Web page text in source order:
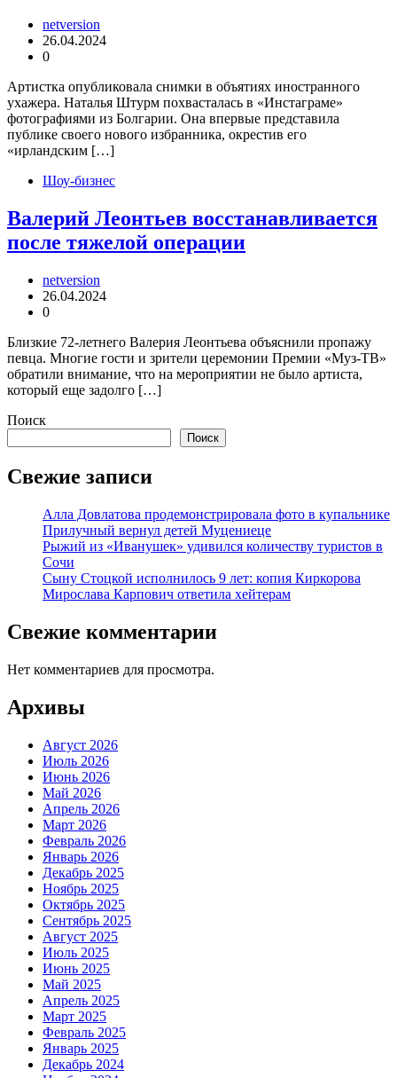
netversion
26.04.2024
0
Артистка опубликовала снимки в объятиях иностранного
ухажера. Наталья Штурм похвасталась в «Инстаграме»
фотографиями из Болгарии. Она впервые представила
публике своего нового избранника, окрестив его
«ирландским […]
Шоу-бизнес
Валерий Леонтьев восстанавливается
после тяжелой операции
netversion
26.04.2024
0
Близкие 72-летнего Валерия Леонтьева объяснили пропажу
певца. Многие гости и зрители церемонии Премии «Муз-ТВ»
обратили внимание, что на мероприятии не было артиста,
который еще задолго […]
Поиск
Поиск
Свежие записи
Алла Довлатова продемонстрировала фото в купальнике
Прилучный вернул детей Муцениеце
Рыжий из «Иванушек» удивился количеству туристов в
Сочи
Сыну Стоцкой исполнилось 9 лет: копия Киркорова
Мирослава Карпович ответила хейтерам
Свежие комментарии
Нет комментариев для просмотра.
Архивы
Август 2026
Июль 2026
Июнь 2026
Май 2026
Апрель 2026
Март 2026
Февраль 2026
Январь 2026
Декабрь 2025
Ноябрь 2025
Октябрь 2025
Сентябрь 2025
Август 2025
Июль 2025
Июнь 2025
Май 2025
Апрель 2025
Март 2025
Февраль 2025
Январь 2025
Декабрь 2024